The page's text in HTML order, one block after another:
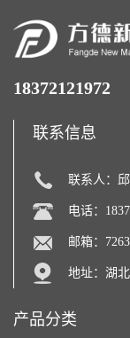
18372121972
联系信息
联系人：
电话：
邮箱：
地址：湖
产品分类